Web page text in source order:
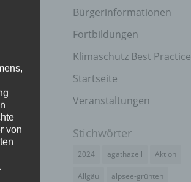
Bürgerinformationen
Fortbildungen
Klimaschutz Best Practice
Startseite
Veranstaltungen
Stichwörter
2024 agathazell Aktion
Allgäu alpsee-grünten
von